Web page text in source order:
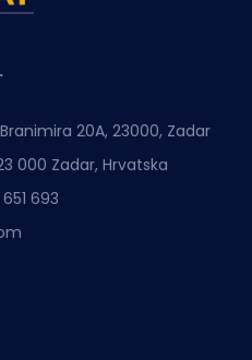
20A, 23000, Zadar
000 Zadar, Hrvatska
693